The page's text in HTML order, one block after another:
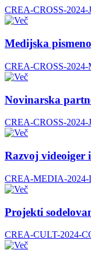
CREA-CROSS-
Medijska
CREA-CROSS-
Novinarska
CREA-CROSS-
Razvoj videoiger
CREA-MEDIA-
Projekti
CREA-CULT-2024-